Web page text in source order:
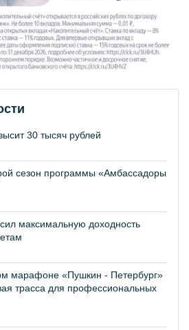
30 тысяч рублей
сезон программы «Амбассадоры
максимальную доходность
марафоне «Пушкин - Петербург»
трасса для профессиональных